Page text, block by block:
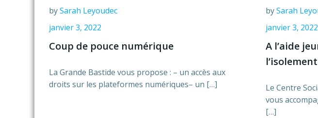
bySarah Leyoudec
janvier 3, 2022
Coup de pouce numérique
La Grande Bastide vous propose : – un accès aux
droits sur les plateformes numériques– un […]
bySarah
janvier 3, 2022
A l’aide
Le Centre
vous
[…]